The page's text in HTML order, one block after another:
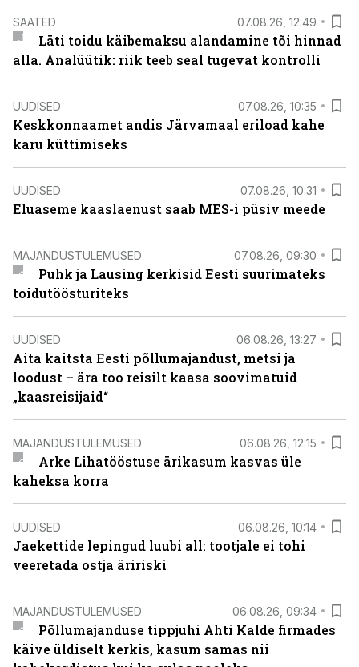
SAATED 07.08.26, 12:49
Läti toidu käibemaksu alandamine tõi hinnad
alla. Analüütik: riik teeb seal tugevat kontrolli
UUDISED 07.08.26, 10:35
Keskkonnaamet andis Järvamaal eriload kahe
karu küttimiseks
UUDISED 07.08.26, 10:31
Eluaseme kaaslaenust saab MES-i püsiv meede
MAJANDUSTULEMUSED 07.08.26, 09:30
Puhk ja Lausing kerkisid Eesti suurimateks
toidutöösturiteks
UUDISED 06.08.26, 13:27
Aita kaitsta Eesti põllumajandust, metsi ja
loodust – ära too reisilt kaasa soovimatuid
„kaasreisijaid“
MAJANDUSTULEMUSED 06.08.26, 12:15
Arke Lihatööstuse ärikasum kasvas üle
kaheksa korra
UUDISED 06.08.26, 10:14
Jaekettide lepingud luubi all: tootjale ei tohi
veeretada ostja äririski
MAJANDUSTULEMUSED 06.08.26, 09:34
Põllumajanduse tippjuhi Ahti Kalde firmades
käive üldiselt kerkis, kasum samas nii